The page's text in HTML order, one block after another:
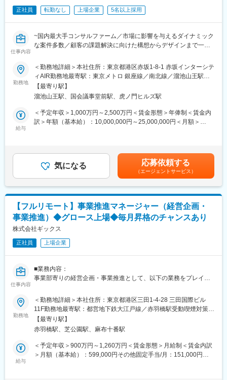
人材の不足と移住・定住促進
地域特有の産業構造と課題への対応など
＜当社のプロジェクト実例＞
https://www.ccube-consulting.co.jp/case/
＜入社の決め手＞
「コロナ禍のワクチン接種事業に参画した経験を通じ、社会貢献
への強い思いを再認識。当社の地域活性化の理念に共感し、この
「転職エージェントから地方創生に本気で取り組む会社の設立話
を聞き、興味を持った。当社のビジョンやスタートアップならで
はの魅力に惹かれ、設立時に入社を決意。現在は中堅・中小企業
じている。」
例３（前職：地方公務員）
「市のデジタル政策立案・DX推進を担当する中で、地域活性化に
は多様なプレーヤーの連携が不可欠と感じた。当社が地域創生の
旗振り役となり得る存在であると考え、業界未経験ながらもその
一員として活躍したいと転職を決意。」
変更の範囲：会社の定める業務
正社員 転勤なし 上場企業 5名以上採用
仕事内容
~国内最大手コンサルファーム／市場に影響を与えるダイナミック
な案件多数／顧客の課題解決に向けた構想からデザインまで一貫
●資生堂、PRADA等大手toC企業へのご支援も多数
●【全国フルリモート×残業抑制施策×有給取得率は85％】と働き
方◎
■Song部門について：
顧客体験価値向上のために、“どうしたら売れるのか”だけでな
く“どうしたら新しい顧客体験を提供できるのか”という点でサービ
◆業務内容
サービスとユーザーとのあらゆるタッチポイントを捉え、構想か
結びつけ、「あるべき未来」を設計し、ユーザーの心を動かす体
験へと具現化していきます。
また、AIをはじめとする新しいテクノロジーとの関係性も視野に
入れながら、直感的で寄り添う体験を構築します。
<具体的な業務内容>
・体験コンセプト・UX方針の策定
・情報設計・インタラクション設計
・プロトタイピングと検証
・チームとの共創・合意形成
・継続的な改善と価値向上
■プロジェクト事例：
・化粧品メーカーにおけるマーケティング トランスフォーメーシ
・飲料メーカーにおけるロイヤルティプログラム開発及びアプリ
グロース支援
勤務地
＜勤務地詳細＞本社住所：東京都港区赤坂1-8-1 赤坂インターシテ
ィAIR勤務地最寄駅：東京メトロ 銀座線／南北線／溜池山王駅受
動喫煙対策：屋内全面禁煙変更の範囲：会社の定める事業所（リ
モートワーク含む）
【最寄り駅】
溜池山王駅、国会議事堂前駅、虎ノ門ヒルズ駅
給与
＜予定年収＞1,000万円～2,500万円＜賃金形態＞年俸制＜賃金内
訳＞年額（基本給）：10,000,000円～25,000,000円＜月額＞
月給(月額)は固定手当を含めた表記です。
気になる 応募依頼する
（エージェントサービス）
【フルリモート】事業推進マネージャー（経営企画・
事業推進）◆グロース上場◆毎月昇格のチャンスあり
株式会社ギックス
正社員 上場企業
仕事内容
■業務内容：
事業部寄りの経営企画・事業推進として、以下の業務をプレイン
ら手を動かして実行していただくポジションです。
■詳細：
各事業部との予算および方向性策定、予実管理、各種経営分析
事業部門責任者と共に各事業の事業企画・事業開発サポート
営業企画（KPI策定、モニタリング、パイプライン管理など）
マニュアル・仕組み化の企画、社内へのツール導入における運用
勤務地
＜勤務地詳細＞本社住所：東京都港区三田1-4-28 三田国際ビル
11F勤務地最寄駅：都営地下鉄大江戸線／赤羽橋駅受動喫煙対策：
屋内全面禁煙変更の範囲：会社の定める事業所（リモートワーク
含む）
【最寄り駅】
赤羽橋駅、芝公園駅、麻布十番駅
給与
＜予定年収＞900万円～1,260万円＜賃金形態＞月給制＜賃金内訳
＞月額（基本給）：599,000円その他固定手当/月：151,000円～